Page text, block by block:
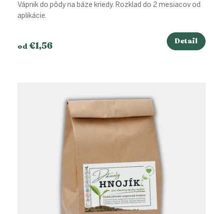
od €1,56 Detail
Vápnik do pôdy na báze kriedy. Rozklad do 2 mesiacov od
aplikácie.